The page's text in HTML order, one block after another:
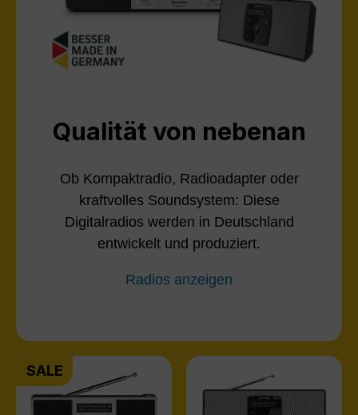
Qualität von nebenan
Ob Kompaktradio, Radioadapter oder
kraftvolles Soundsystem: Diese
Digitalradios werden in Deutschland
entwickelt und produziert.
Radios anzeigen
SALE